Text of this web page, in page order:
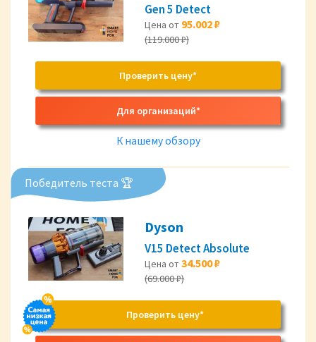
Gen 5 Detect
Цена от 95.002 ₽
(119.000 ₽)
Проверить цену*
Для организаций*
К нашему обзору
Победитель теста 🏆
Dyson
V15 Detect Absolute
Цена от34.500 ₽
(69.000 ₽)
Проверить цену*